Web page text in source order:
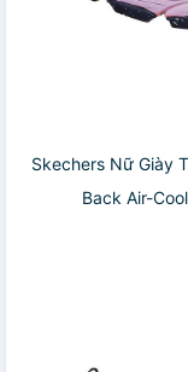
Skechers Nữ Giày
Back Air-